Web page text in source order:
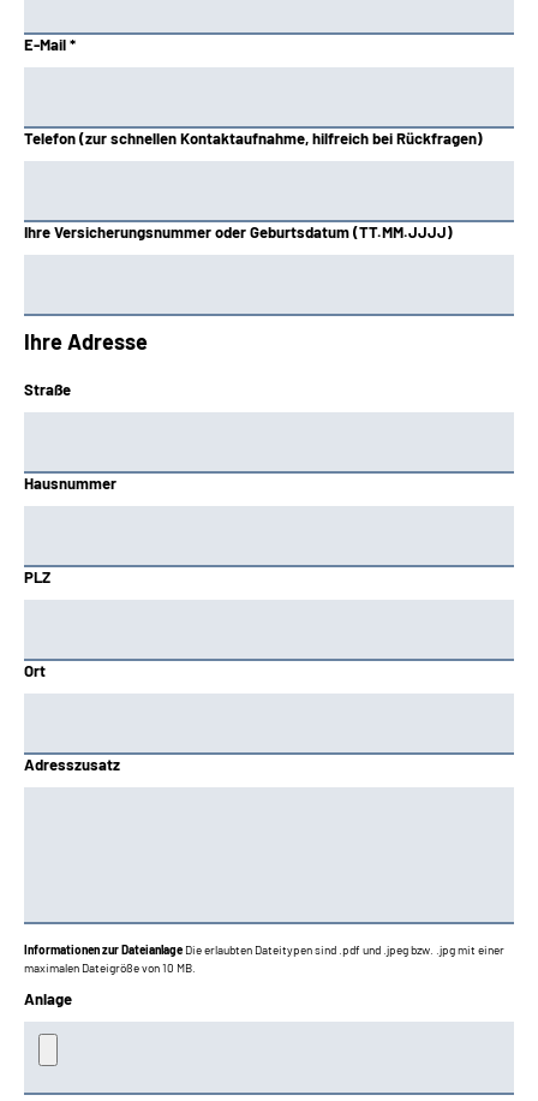
E-Mail *
Telefon (zur schnellen Kontaktaufnahme, hilfreich bei Rückfragen)
Ihre Versicherungsnummer oder Geburtsdatum (TT.MM.JJJJ)
Ihre Adresse
Straße
Hausnummer
PLZ
Ort
Adresszusatz
Informationen zur Dateianlage Die erlaubten Dateitypen sind .pdf und .jpeg bzw. .jpg mit einer
maximalen Dateigröße von 10 MB.
Anlage